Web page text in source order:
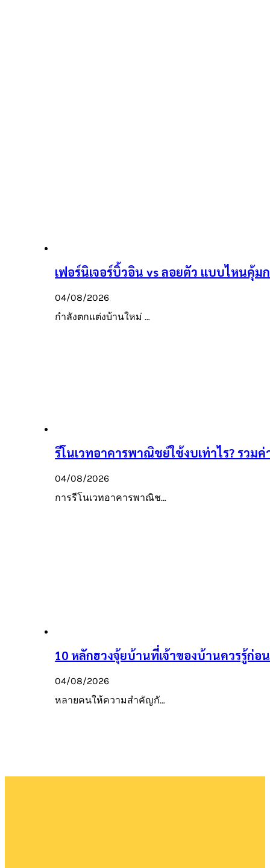
เฟอร์นิเจอร์บิ้วอิน vs ลอยตัว แบบไหนคุ้
04/08/2026
กำลังตกแต่งบ้านใหม่ …
รีโนเวทอาคารพาณิชย์ใช้งบเท่าไร? รวม
04/08/2026
การรีโนเวทอาคารพาณิช…
10 หลักฮวงจุ้ยบ้านที่เจ้าของบ้านควรรู้ก่อน
04/08/2026
หลายคนให้ความสำคัญกั…